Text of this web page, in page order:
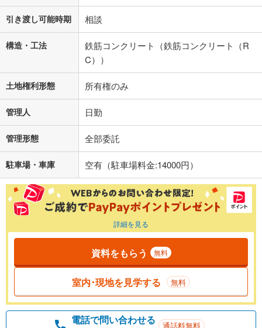
引き渡し可能時期 相談
構造・工法
鉄筋コンクリート（鉄筋コンクリート（R
C））
土地権利形態 所有権のみ
管理人 日勤
管理形態 全部委託
駐車場・車庫 空有（駐車場料金:14000円）
詳細を見る
資料をもらう 無料
室内･現地を見学する 無料
電話で問い合わせる 通話料無料